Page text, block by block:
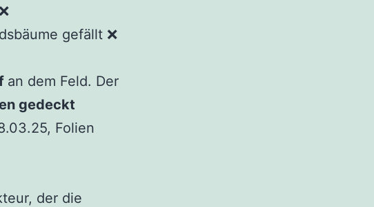
gefällt ❌
an dem Feld. Der
gedeckt
Folien
der die